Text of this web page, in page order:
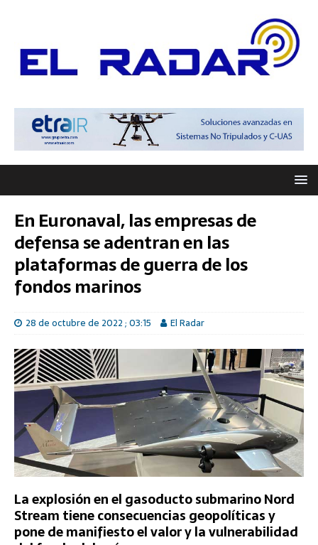
En Euronaval, las empresas de
defensa se adentran en las
plataformas de guerra de los
fondos marinos
28 de octubre de 2022 ; 03:15 El Radar
La explosión en el gasoducto submarino Nord
Stream tiene consecuencias geopolíticas y
pone de manifiesto el valor y la vulnerabilidad